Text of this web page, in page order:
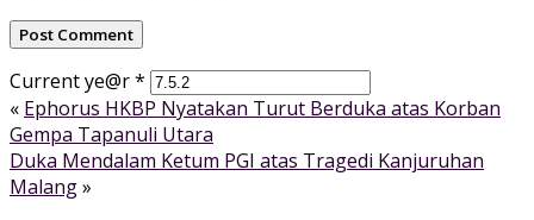
Current ye@r*
« Ephorus HKBP Nyatakan Turut Berduka atas Korban
Gempa Tapanuli Utara
Duka Mendalam Ketum PGI atas Tragedi Kanjuruhan
Malang»